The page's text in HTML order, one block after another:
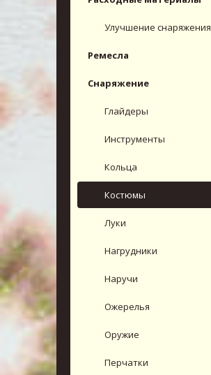
Улучшение снаряжения
Ремесла
Снаряжение
Глайдеры
Инструменты
Кольца
Костюмы
Луки
Нагрудники
Наручи
Ожерелья
Оружие
Перчатки